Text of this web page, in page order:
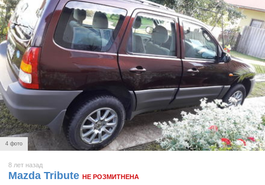
4 фото
8 лет назад
Mazda Tribute НЕ РОЗМИТНЕНА